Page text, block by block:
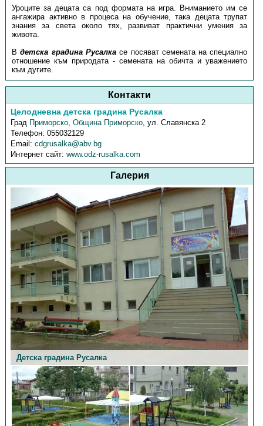
Уроците за децата са под формата на игра. Вниманието им се
ангажира активно в процеса на обучение, така децата трупат
знания за света около тях, развиват практични умения за
живота.
Вдетска градина Русалкасе посяват семената на специално
отношение към природата - семената на обичта и уважението
към дугите.
Контакти
Целодневна детска градина Русалка
Град Приморско,Община Приморско,ул. Славянска 2
Телефон:055032129
Email:cdgrusalka@abv.bg
Интернет сайт:www.odz-rusalka.com
Галерия
Детска градина Русалка
Детска градина Русалка